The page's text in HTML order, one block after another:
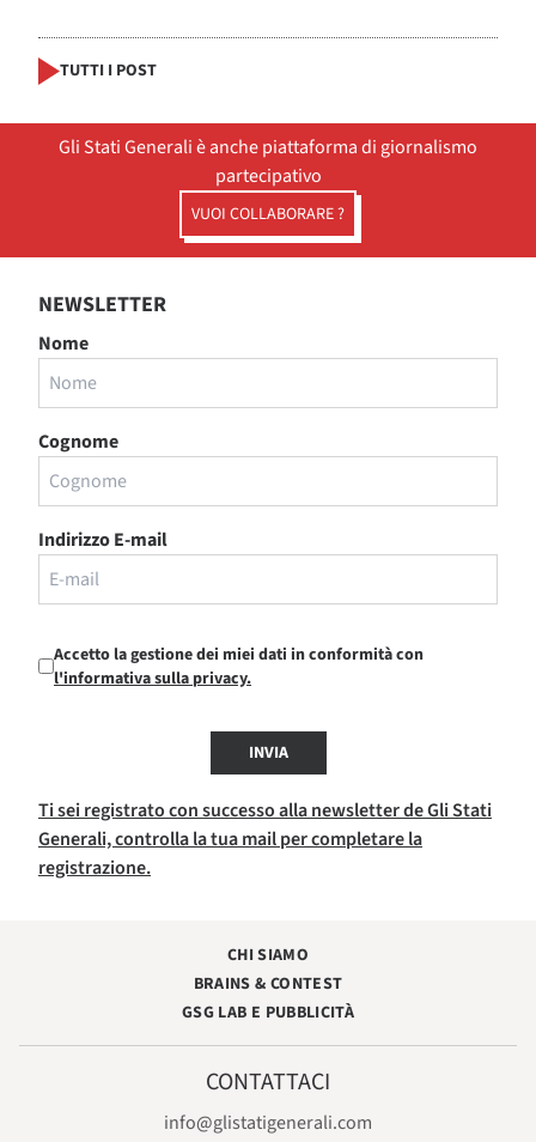
TUTTI I POST
Gli Stati Generali è anche piattaforma di giornalismo
partecipativo
VUOI COLLABORARE ?
NEWSLETTER
Nome
Cognome
Indirizzo E-mail
Accetto la gestione dei miei dati in conformità con
l'informativa sulla privacy.
INVIA
Ti sei registrato con successo alla newsletter de Gli Stati
Generali, controlla la tua mail per completare la
registrazione.
CHI SIAMO
BRAINS & CONTEST
GSG LAB E PUBBLICITÀ
CONTATTACI
info@glistatigenerali.com